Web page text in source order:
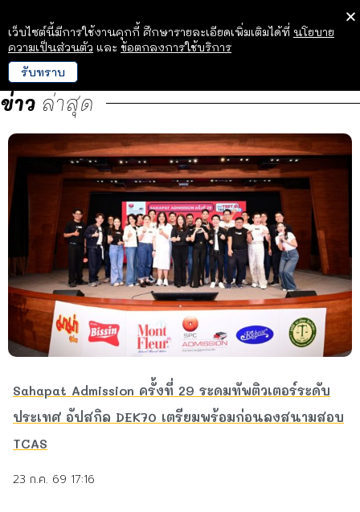
ข่าว ล่าสุด
Sahapat Admission ครั้งที่ 29 ระดมทัพติวเตอร์ระดับ
ประเทศ อัปสกิล DEK70 เตรียมพร้อมก่อนลงสนามสอบ
TCAS
23 ก.ค. 69 17:16
เว็บไซต์นี้มีการใช้งานคุกกี้ ศึกษารายละเอียดเพิ่มเติมได้ที่ นโยบาย
ความเป็นส่วนตัว และ ข้อตกลงการใช้บริการ
รับทราบ